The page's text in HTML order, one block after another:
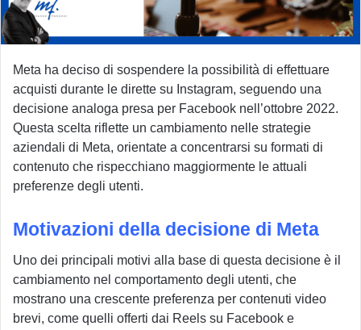
Meta ha deciso di sospendere la possibilità di effettuare
acquisti durante le dirette su Instagram, seguendo una
decisione analoga presa per Facebook nell’ottobre 2022.
Questa scelta riflette un cambiamento nelle strategie
aziendali di Meta, orientate a concentrarsi su formati di
contenuto che rispecchiano maggiormente le attuali
preferenze degli utenti.
Motivazioni della decisione di Meta
Uno dei principali motivi alla base di questa decisione è il
cambiamento nel comportamento degli utenti, che
mostrano una crescente preferenza per contenuti video
brevi, come quelli offerti dai Reels su Facebook e